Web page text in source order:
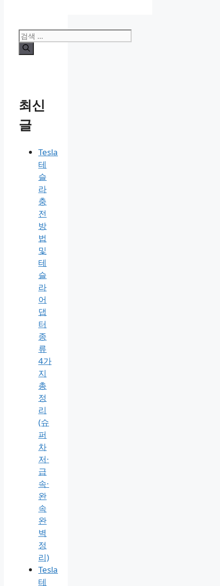
검
색:
최신
글
Tesla
테
슬
라
충
전
방
법
및
테
슬
라
어
댑
터
종
류
4가
지
총
정
리
(슈
퍼
차
저·
급
속·
완
속
완
벽
정
리)
Tesla
테